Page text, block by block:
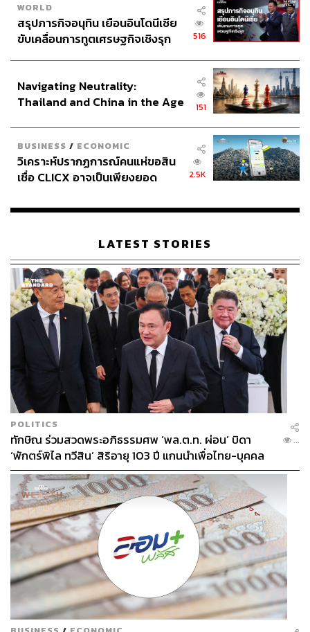
WORLD
สรุปภารกิจอนุทิน เยือนอินโดนีเซีย
ขับเคลื่อนการทูตเศรษฐกิจเชิงรุก
516
Navigating Neutrality:
Thailand and China in the Age
151
BUSINESS / ECONOMIC
วิเคราะห์ปรากฏการณ์คนแห่ขอสิน
เชื่อ CLICX อาจเป็นเพียงยอด
เรือนไทยที่ถูกซุกไว้
2.5K
LATEST STORIES
POLITICS
ทักษิณ ร่วมสวดพระอภิธรรมศพ ‘พล.ต.ท. ผ่อน’ บิดา
‘พักตร์พิไล ทวีสิน’ สิริอายุ 103 ปี แกนนำเพื่อไทย-บุคคล
หลากวงการร่วมอาลัย
...